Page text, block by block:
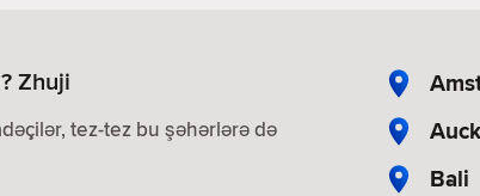
Zhuji
tez-tez bu şəhərlərə də
Bali